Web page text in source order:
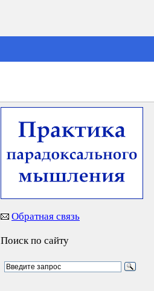
Обратная связь
Поиск по сайту